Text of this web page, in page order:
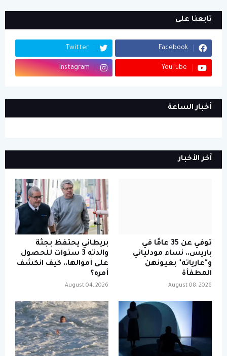
تابعنا على
Facebook
Twitter
YouTube
Instagram
أخبار الساعة
آخر الأخبار
توفي عن 35 عامًا في
باريس.. نساء مودلياني
و"عارياته" بعيونهن
المطفأة
August 08, 2026
بريطاني يحتفظ بجثة
والدته 3 سنوات للحصول
على أموالها.. كيف انكشف
أمره؟
August 04, 2026